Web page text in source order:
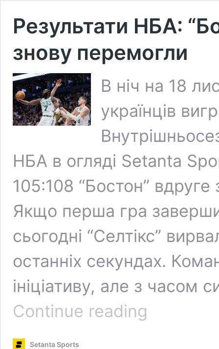
Результати НБА:
знову перемогли
В ніч на 18
українців
НБА в огляді Setanta
105:108 “Бостон”
Якщо перша гра
сьогодні “Селтікс”
останніх секундах.
ініціативу, але з часом
Continue reading
Setanta Sports